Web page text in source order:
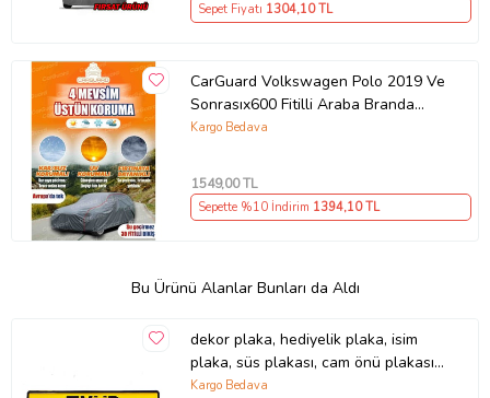
Sepet Fiyatı 1304,10 TL
CarGuard Volkswagen Polo 2019 Ve
Sonrasıx600 Fitilli Araba Branda
Miflonlu Oto Çadır Örtü
Kargo Bedava
1549,00 TL
Sepette %10 İndirim 1394,10 TL
Bu Ürünü Alanlar Bunları da Aldı
dekor plaka, hediyelik plaka, isim
plaka, süs plakası, cam önü plakası,
tırcı plakası (Sarı-Siyah)
Kargo Bedava